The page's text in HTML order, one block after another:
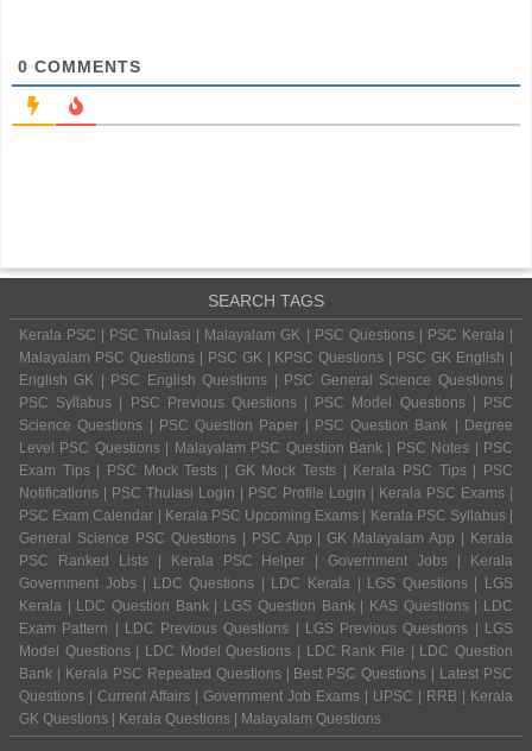
0 COMMENTS
SEARCH TAGS
Kerala PSC | PSC Thulasi | Malayalam GK | PSC Questions | PSC Kerala |
Malayalam PSC Questions | PSC GK | KPSC Questions | PSC GK English |
English GK | PSC English Questions | PSC General Science Questions |
PSC Syllabus | PSC Previous Questions | PSC Model Questions | PSC
Science Questions | PSC Question Paper | PSC Question Bank | Degree
Level PSC Questions | Malayalam PSC Question Bank | PSC Notes | PSC
Exam Tips | PSC Mock Tests | GK Mock Tests | Kerala PSC Tips | PSC
Notifications | PSC Thulasi Login | PSC Profile Login | Kerala PSC Exams |
PSC Exam Calendar | Kerala PSC Upcoming Exams | Kerala PSC Syllabus |
General Science PSC Questions | PSC App | GK Malayalam App | Kerala
PSC Ranked Lists | Kerala PSC Helper | Government Jobs | Kerala
Government Jobs | LDC Questions | LDC Kerala | LGS Questions | LGS
Kerala | LDC Question Bank | LGS Question Bank | KAS Questions | LDC
Exam Pattern | LDC Previous Questions | LGS Previous Questions | LGS
Model Questions | LDC Model Questions | LDC Rank File | LDC Question
Bank | Kerala PSC Repeated Questions | Best PSC Questions | Latest PSC
Questions | Current Affairs | Government Job Exams | UPSC | RRB | Kerala
GK Questions | Kerala Questions | Malayalam Questions